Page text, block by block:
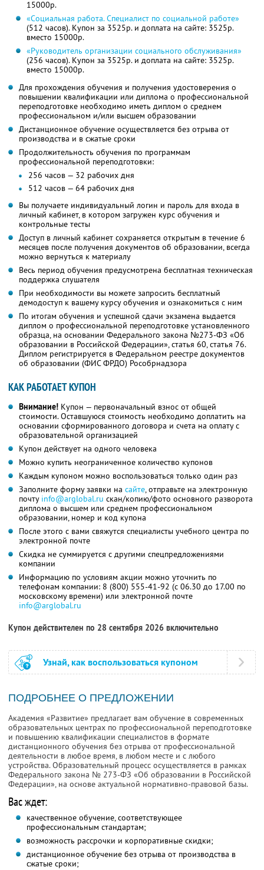
15000р.
«Социальная работа. Специалист по социальной работе»
(512 часов). Купон за 3525р. и доплата на сайте: 3525р.
вместо 15000р.
«Руководитель организации социального обслуживания»
(256 часов). Купон за 3525р. и доплата на сайте: 3525р.
вместо 15000р.
Для прохождения обучения и получения удостоверения о
повышении квалификации или диплома о профессиональной
переподготовке необходимо иметь диплом о среднем
профессиональном и/или высшем образовании
Дистанционное обучение осуществляется без отрыва от
производства и в сжатые сроки
Продолжительность обучения по программам
профессиональной переподготовки:
256 часов — 32 рабочих дня
512 часов — 64 рабочих дня
Вы получаете индивидуальный логин и пароль для входа в
личный кабинет, в котором загружен курс обучения и
контрольные тесты
Доступ в личный кабинет сохраняется открытым в течение 6
месяцев после получения документов об образовании, всегда
можно вернуться к материалу
Весь период обучения предусмотрена бесплатная техническая
поддержка слушателя
При необходимости вы можете запросить бесплатный
демодоступ к вашему курсу обучения и ознакомиться с ним
По итогам обучения и успешной сдачи экзамена выдается
диплом о профессиональной переподготовке установленного
образца, на основании Федерального закона №273-ФЗ «Об
образовании в Российской Федерации», статья 60, статья 76.
Диплом регистрируется в Федеральном реестре документов
об образовании (ФИС ФРДО) Рособрнадзора
КАК РАБОТАЕТ КУПОН
Внимание! Купон — первоначальный взнос от общей
стоимости. Оставшуюся стоимость необходимо доплатить на
основании сформированного договора и счета на оплату с
образовательной организацией
Купон действует на одного человека
Можно купить неограниченное количество купонов
Каждым купоном можно воспользоваться только один раз
Заполните форму заявки на сайте, отправьте на электронную
почту info@arglobal.ru скан/копию/фото основного разворота
диплома о высшем или среднем профессиональном
образовании, номер и код купона
После этого с вами свяжутся специалисты учебного центра по
электронной почте
Скидка не суммируется с другими спецпредложениями
компании
Информацию по условиям акции можно уточнить по
телефонам компании: 8 (800) 555-41-92 (с 06.30 до 17.00 по
московскому времени) или электронной почте
info@arglobal.ru
Купон действителен по 28 сентября 2026 включительно
Узнай, как воспользоваться купоном
ПОДРОБНЕЕ О ПРЕДЛОЖЕНИИ
Академия «Развитие» предлагает вам обучение в современных
образовательных центрах по профессиональной переподготовке
и повышению квалификации специалистов в формате
дистанционного обучения без отрыва от профессиональной
деятельности в любое время, в любом месте и с любого
устройства. Образовательный процесс осуществляется в рамках
Федерального закона № 273-ФЗ «Об образовании в Российской
Федерации», на основе актуальной нормативно-правовой базы.
Вас ждет:
качественное обучение, соответствующее
профессиональным стандартам;
возможность рассрочки и корпоративные скидки;
дистанционное обучение без отрыва от производства в
сжатые сроки;